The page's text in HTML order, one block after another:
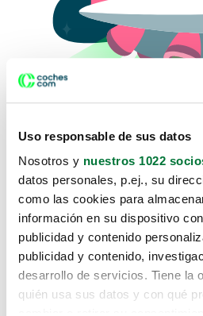
Uso responsable de sus datos
Nosotros y nuestros 1022
datos personales, p.ej., su
como las cookies para
información en su dispositivo
publicidad y contenido
publicidad y contenido,
desarrollo de servicios. Tiene la
quién usa sus datos y con qué
Lo sentimos, no
te hemos traido
Pero puedes encontrar el
buscando en alguno de estos